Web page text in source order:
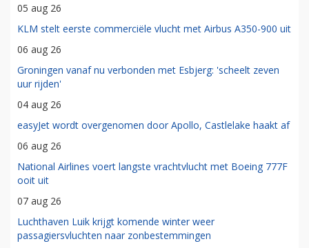
05 aug 26
KLM stelt eerste commerciële vlucht met Airbus A350-900 uit
06 aug 26
Groningen vanaf nu verbonden met Esbjerg: 'scheelt zeven
uur rijden'
04 aug 26
easyJet wordt overgenomen door Apollo, Castlelake haakt af
06 aug 26
National Airlines voert langste vrachtvlucht met Boeing 777F
ooit uit
07 aug 26
Luchthaven Luik krijgt komende winter weer
passagiersvluchten naar zonbestemmingen